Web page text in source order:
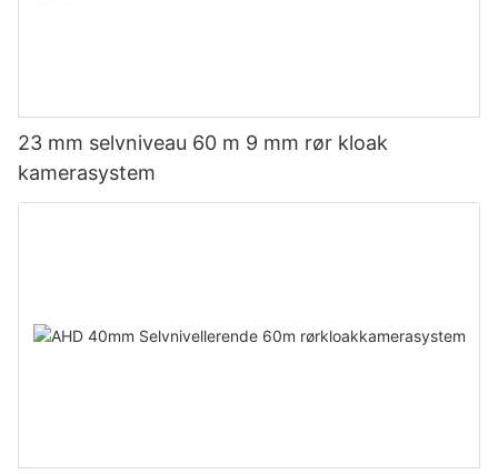
23 mm selvniveau 60 m 9 mm rør kloak
kamerasystem